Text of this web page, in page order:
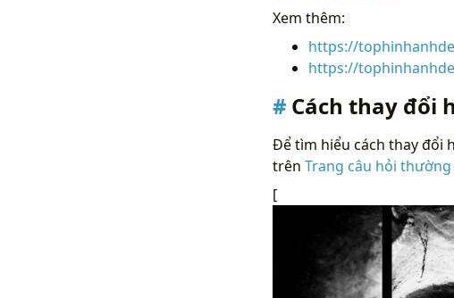
Xem thêm:
https://
https://
Cách thay đổi
Để tìm hiểu cách thay đổi
trên Trang câu hỏi thường
[